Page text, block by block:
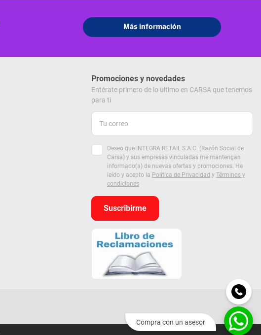
Promociones y novedades
Entérate primero de lo último en CARSA que tenemos
para ti
Deseo que INTEGRA RETAIL S.A.C. (Razón Social de
Carsa) y sus empresas vinculadas me mantengan
informado(a) de nuevas ofertas y promociones. He
leído y acepto la Política de Privacidad y Términos y
condiciones
Suscribirme
Compra con un asesor